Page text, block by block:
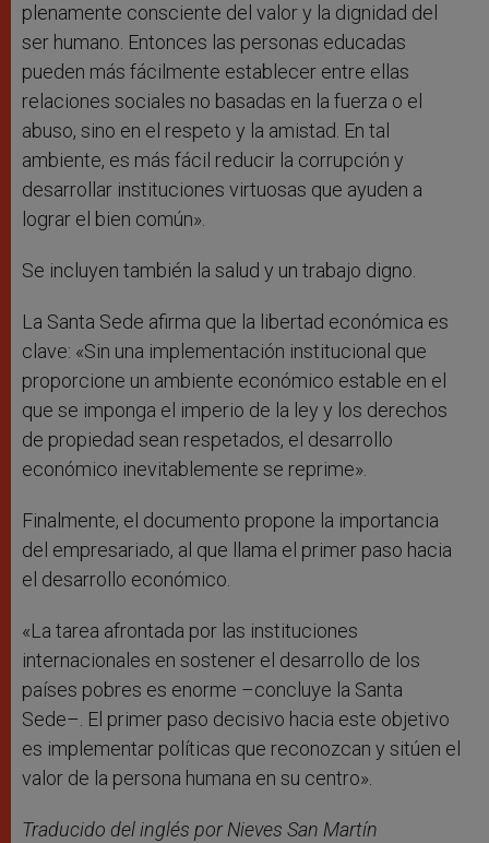
plenamente consciente del valor y la dignidad del
ser humano. Entonces las personas educadas
pueden más fácilmente establecer entre ellas
relaciones sociales no basadas en la fuerza o el
abuso, sino en el respeto y la amistad. En tal
ambiente, es más fácil reducir la corrupción y
desarrollar instituciones virtuosas que ayuden a
lograr el bien común».
Se incluyen también la salud y un trabajo digno.
La Santa Sede afirma que la libertad económica es
clave: «Sin una implementación institucional que
proporcione un ambiente económico estable en el
que se imponga el imperio de la ley y los derechos
de propiedad sean respetados, el desarrollo
económico inevitablemente se reprime».
Finalmente, el documento propone la importancia
del empresariado, al que llama el primer paso hacia
el desarrollo económico.
«La tarea afrontada por las instituciones
internacionales en sostener el desarrollo de los
países pobres es enorme –concluye la Santa
Sede–. El primer paso decisivo hacia este objetivo
es implementar políticas que reconozcan y sitúen el
valor de la persona humana en su centro».
Traducido del inglés por Nieves San Martín